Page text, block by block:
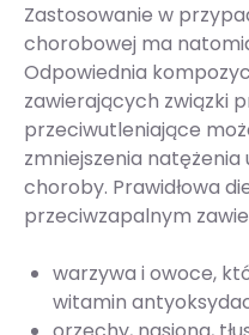
Zastosowanie w
chorobowej ma
Odpowiednia
zawierających związki
przeciwutleniające
zmniejszenia
choroby. Prawidłowa
przeciwzapalnym
warzywa i owoce,
witamin